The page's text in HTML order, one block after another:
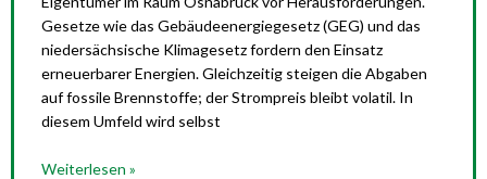
Gesetze wie das Gebäudeenergiegesetz (GEG) und das
niedersächsische Klimagesetz fordern den Einsatz
erneuerbarer Energien. Gleichzeitig steigen die Abgaben
auf fossile Brennstoffe; der Strompreis bleibt volatil. In
diesem Umfeld wird selbst
Weiterlesen »